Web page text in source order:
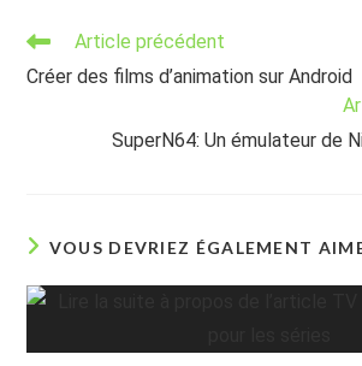
Read
articles
Article précédent
Créer des films d’animation sur Android
SuperN64: Un émulateur de
VOUS DEVRIEZ ÉGALEMENT